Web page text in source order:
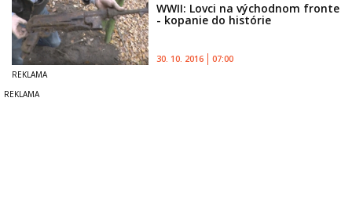
WWII: Lovci na východnom fronte
- kopanie do histórie
30. 10. 2016 07:00